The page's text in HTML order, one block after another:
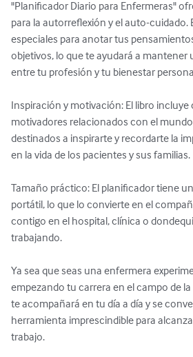
"Planificador Diario para Enfermeras"
para la autorreflexión y el auto-cuidado.
especiales para anotar tus
objetivos, lo que te ayudará a mantener
entre tu profesión y tu bienestar
Inspiración y motivación: El libro incluye
motivadores relacionados con el
destinados a inspirarte y recordarte la
en la vida de los pacientes y sus familias.
Tamaño práctico: El planificador tiene
portátil, lo que lo convierte en el
contigo en el hospital, clínica o
trabajando.
Ya sea que seas una enfermera
empezando tu carrera en el campo de
te acompañará en tu día a día y se
herramienta imprescindible para
trabajo.